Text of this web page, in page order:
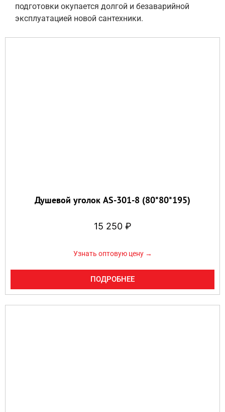
подготовки окупается долгой и безаварийной
эксплуатацией новой сантехники.
Душевой уголок AS-301-8 (80*80*195)
15 250 ₽
Узнать оптовую цену →
ПОДРОБНЕЕ